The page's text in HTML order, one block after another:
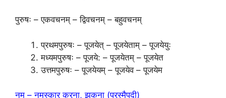
पुरुषः – एकवचनम् – द्विवचनम् – बहुवचनम्
प्रथमपुरुषः – पूजयेत् – पूजयेताम् – पूजयेयुः
मध्यमपुरुषः – पूजये: – पूजयेतम् – पूजयेत
उत्तमपुरुषः – पूजयेयम् – पूजयेव – पूजयेम
नम् – नमस्कार करना, झुकना (परस्मैपदी)